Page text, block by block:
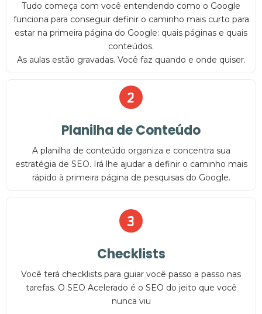
Tudo começa com você entendendo como o Google
funciona para conseguir definir o caminho mais curto para
estar na primeira página do Google: quais páginas e quais
conteúdos.
As aulas estão gravadas. Você faz quando e onde quiser.
2
Planilha de Conteúdo
A planilha de conteúdo organiza e concentra sua
estratégia de SEO. Irá lhe ajudar a definir o caminho mais
rápido à primeira página de pesquisas do Google.
3
Checklists
Você terá checklists para guiar você passo a passo nas
tarefas. O SEO Acelerado é o SEO do jeito que você
nunca viu